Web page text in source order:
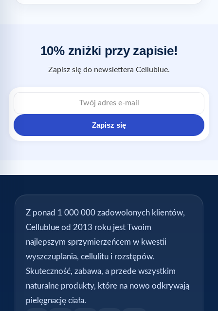
10% zniżki przy zapisie!
Zapisz się do newslettera Cellublue.
Zapisz się
Z ponad 1 000 000 zadowolonych klientów,
Cellublue od 2013 roku jest Twoim
najlepszym sprzymierzeńcem w kwestii
wyszczuplania, cellulitu i rozstępów.
Skuteczność, zabawa, a przede wszystkim
naturalne produkty, które na nowo odkrywają
pielęgnację ciała.